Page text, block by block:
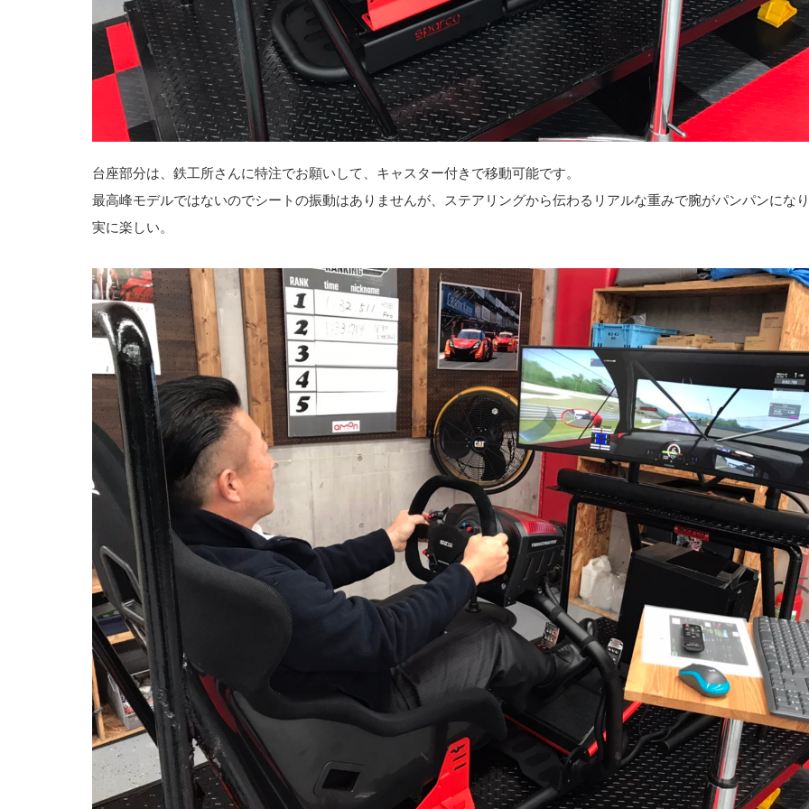
台座部分は、鉄工所さんに特注でお願いして、キャスター付きで移動可能です。
最高峰モデルではないのでシートの振動はありませんが、ステアリングから伝わるリアルな重みで腕がパンパンにな
実に楽しい。